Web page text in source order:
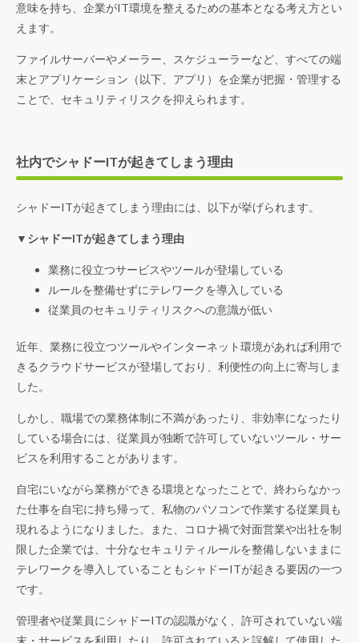
意味を持ち、企業がIT環境を整えるための基本となる考え方とい
えます。
ファイルサーバーやメーラー、スケジューラーなど、すべての端
末とアプリケーション（以下、アプリ）を企業が把握・管理する
ことで、セキュリティリスクを抑えられます。
社内でシャドーITが起きてしまう理由
シャドーITが起きてしまう理由には、以下が挙げられます。
▼シャドーITが起きてしまう理由
業務に役立つサービスやツールが登場している
ルールを整備せずにテレワークを導入している
従業員のセキュリティリスクへの意識が低い
近年、業務に役立つツールやインターネット環境があれば利用で
きるクラウドサービスが登場しており、利便性の向上に寄与しま
した。
しかし、職場での業務体制に不満があったり、非効率になったり
している場合には、従業員が独断で許可していないツール・サー
ビスを利用することがあります。
自宅にいながら業務ができる環境となったことで、終わらなかっ
た仕事を自宅に持ち帰って、私物のパソコンで作業する従業員も
現れるようになりました。また、コロナ禍で対面営業や出社を制
限した企業では、十分なセキュリティルールを整備しないままに
テレワークを導入していることもシャドーITが起きる要因の一つ
です。
管理者や従業員にシャドーITの認識がなく、許可されていない端